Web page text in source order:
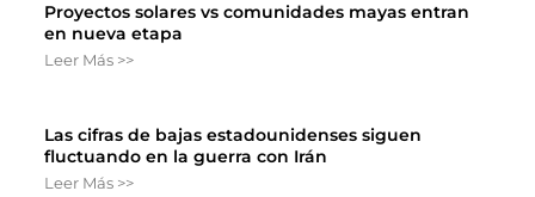
Proyectos solares vs comunidades mayas entran
en nueva etapa
Leer Más >>
Las cifras de bajas estadounidenses siguen
fluctuando en la guerra con Irán
Leer Más >>